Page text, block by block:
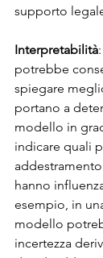
supporto
Interpretabilità
potrebbe
spiegare
portano a
modello in
indicare quali
hanno
esempio, in
modello
incertezza